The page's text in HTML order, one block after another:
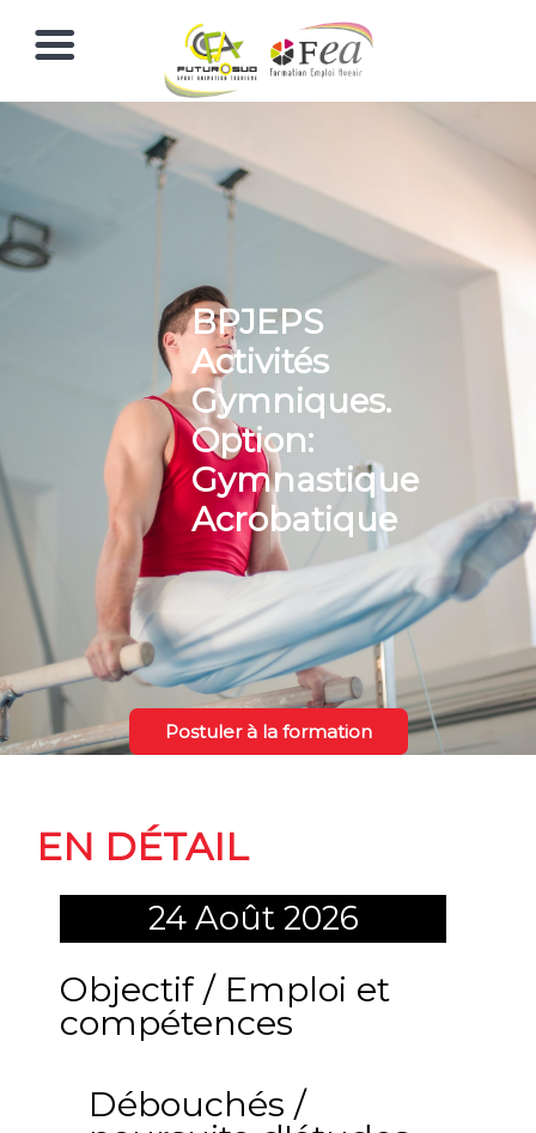
BPJEPS
Activités
Gymniques.
Option:
Gymnastique
Acrobatique
Postuler à la formation
EN DÉTAIL
24 Août 2026
Objectif / Emploi et
compétences
Débouchés /